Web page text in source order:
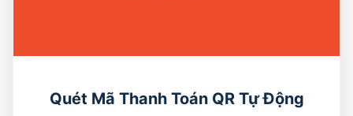
Quét Mã Thanh Toán QR Tự Động